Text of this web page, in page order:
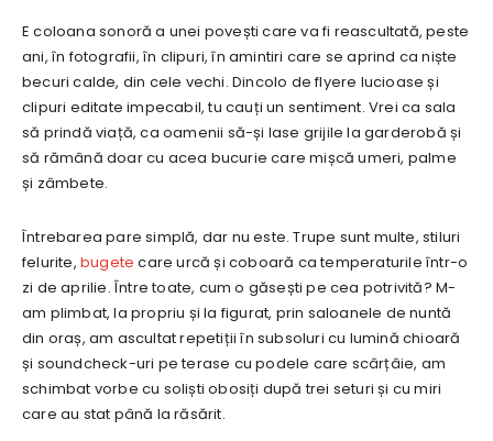
E coloana sonoră a unei povești care va fi reascultată, peste
ani, în fotografii, în clipuri, în amintiri care se aprind ca niște
becuri calde, din cele vechi. Dincolo de flyere lucioase și
clipuri editate impecabil, tu cauți un sentiment. Vrei ca sala
să prindă viață, ca oamenii să-și lase grijile la garderobă și
să rămână doar cu acea bucurie care mișcă umeri, palme
și zâmbete.
Întrebarea pare simplă, dar nu este. Trupe sunt multe, stiluri
felurite,bugete care urcă și coboară ca temperaturile într-o
zi de aprilie. Între toate, cum o găsești pe cea potrivită? M-
am plimbat, la propriu și la figurat, prin saloanele de nuntă
din oraș, am ascultat repetiții în subsoluri cu lumină chioară
și soundcheck-uri pe terase cu podele care scârțâie, am
schimbat vorbe cu soliști obosiți după trei seturi și cu miri
care au stat până la răsărit.